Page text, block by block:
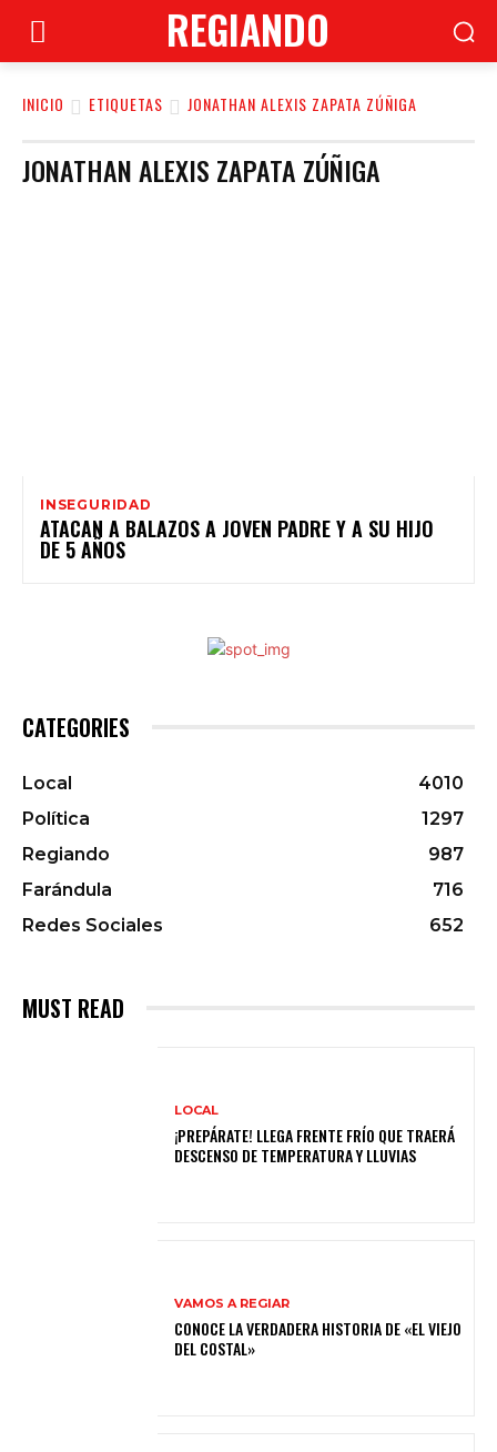
REGIANDO
INICIO ETIQUETAS JONATHAN ALEXIS ZAPATA ZÚÑIGA
JONATHAN ALEXIS ZAPATA ZÚÑIGA
INSEGURIDAD
ATACAN A BALAZOS A JOVEN PADRE Y A SU HIJO
DE 5 AÑOS
CATEGORIES
Local
4010
Política
1297
Regiando
987
Farándula
716
Redes Sociales
652
MUST READ
LOCAL
¡PREPÁRATE! LLEGA FRENTE FRÍO QUE TRAERÁ
DESCENSO DE TEMPERATURA Y LLUVIAS
VAMOS A REGIAR
CONOCE LA VERDADERA HISTORIA DE «EL VIEJO
DEL COSTAL»